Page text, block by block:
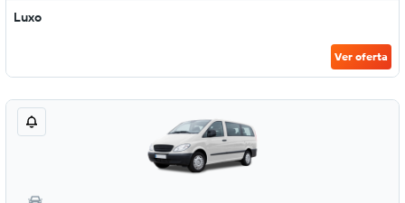
Luxo
Ver oferta